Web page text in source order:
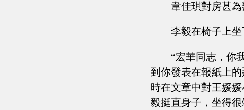
韋佳琪對房甚為
李毅在椅子上坐
“宏華同志，你
到你發表在報紙上
時在文章中對王媛
毅挺直身子，坐得很